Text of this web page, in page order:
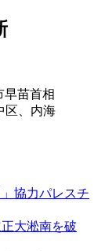
協力パレスチ
大淞南を破